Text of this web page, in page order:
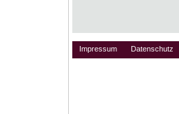
Impressum Datenschutz